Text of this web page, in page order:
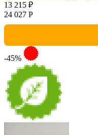
13 215 ₽
24 027 Р
-45%